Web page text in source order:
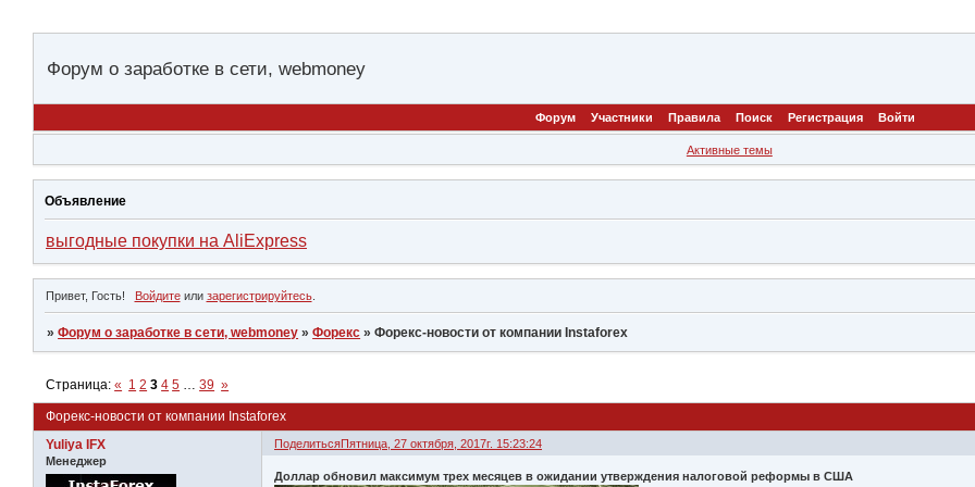
Форум о заработке в сети, webmoney
Форум Участники Правила Поиск Регистрация Войти
Активные темы
Объявление
выгодные покупки на AliExpress
Привет, Гость! Войдитеили зарегистрируйтесь.
»Форум о заработке в сети, webmoney »Форекс »Форекс-новости от компании Instaforex
Форекс-новости от компании Instaforex
Страница:« 1 2 3 4 5 … 39 »
ПоделитьсяПятница, 27 октября, 2017г. 15:23:24
Yuliya IFX
Менеджер
Доллар обновил максимум трех месяцев в ожидании утверждения налоговой реформы в США